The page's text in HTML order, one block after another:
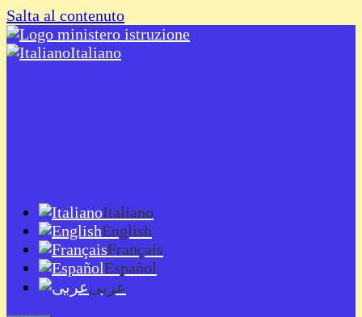
Salta al contenuto
Italiano
Italiano
English
Français
Español
عربى